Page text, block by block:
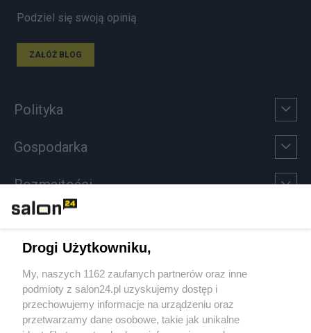
Podziel się swoją opinią
ZAŁÓŻ BLOG
Polityka
Gospodarka
Rozmaitości
Sport
Społeczeństwo
Drogi Użytkowniku,
My, naszych 1162 zaufanych partnerów oraz inne
podmioty z salon24.pl uzyskujemy dostęp i
przechowujemy informacje na urządzeniu oraz
przetwarzamy dane osobowe, takie jak unikalne